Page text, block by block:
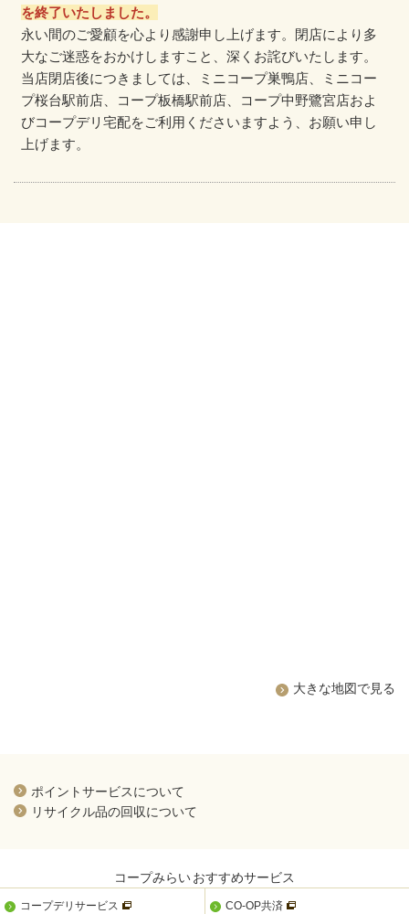
を終了いたしました。
永い間のご愛顧を心より感謝申し上げます。 閉店により多
大なご迷惑をおかけしますこと、 深くお詫びいたします。
当店閉店後につきましては、
ミニコープ巣鴨店
ミニコー
プ桜台駅前店
コープ板橋駅前店 コープ中野鷺宮店およ
びコープデリ宅配をご利用くださいますよう、 お願い申し
上げます。
大きな地図で見る
ポイントサービスについて
リサイクル品の回収について
コープみらいおすすめサービス
コープデリサービス 新規ウィンドウを開きますCO-OP共済新規ウィンドウを開きま